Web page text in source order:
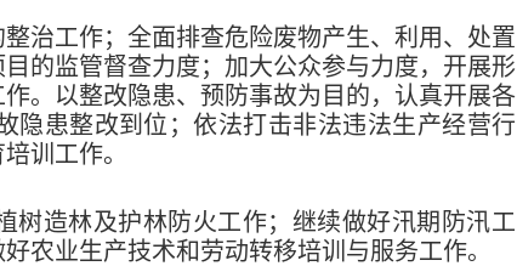
治工作；全面排查危险废物产生、利用、处置
的监管督查力度；加大公众参与力度，开展形
。以整改隐患、预防事故为目的，认真开展各
隐患整改到位；依法打击非法违法生产经营行
训工作。
树造林及护林防火工作；继续做好汛期防汛工
农业生产技术和劳动转移培训与服务工作。